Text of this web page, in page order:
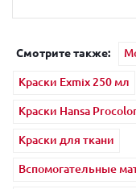
Смотрите также:
Краски Exmix 250 мл
Краски Hansa
Краски для ткани
Вспомогательные